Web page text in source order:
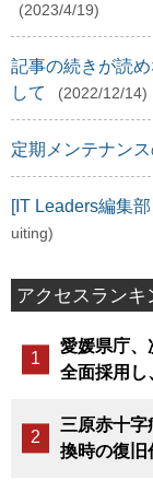
(2023/4/19)
記事の続きが読
して
(2022/12/14)
定期メンテナン
[IT Leaders編集
uiting)
アクセスランキ
愛媛県庁、
全面採用し
三原赤十
換時の復旧